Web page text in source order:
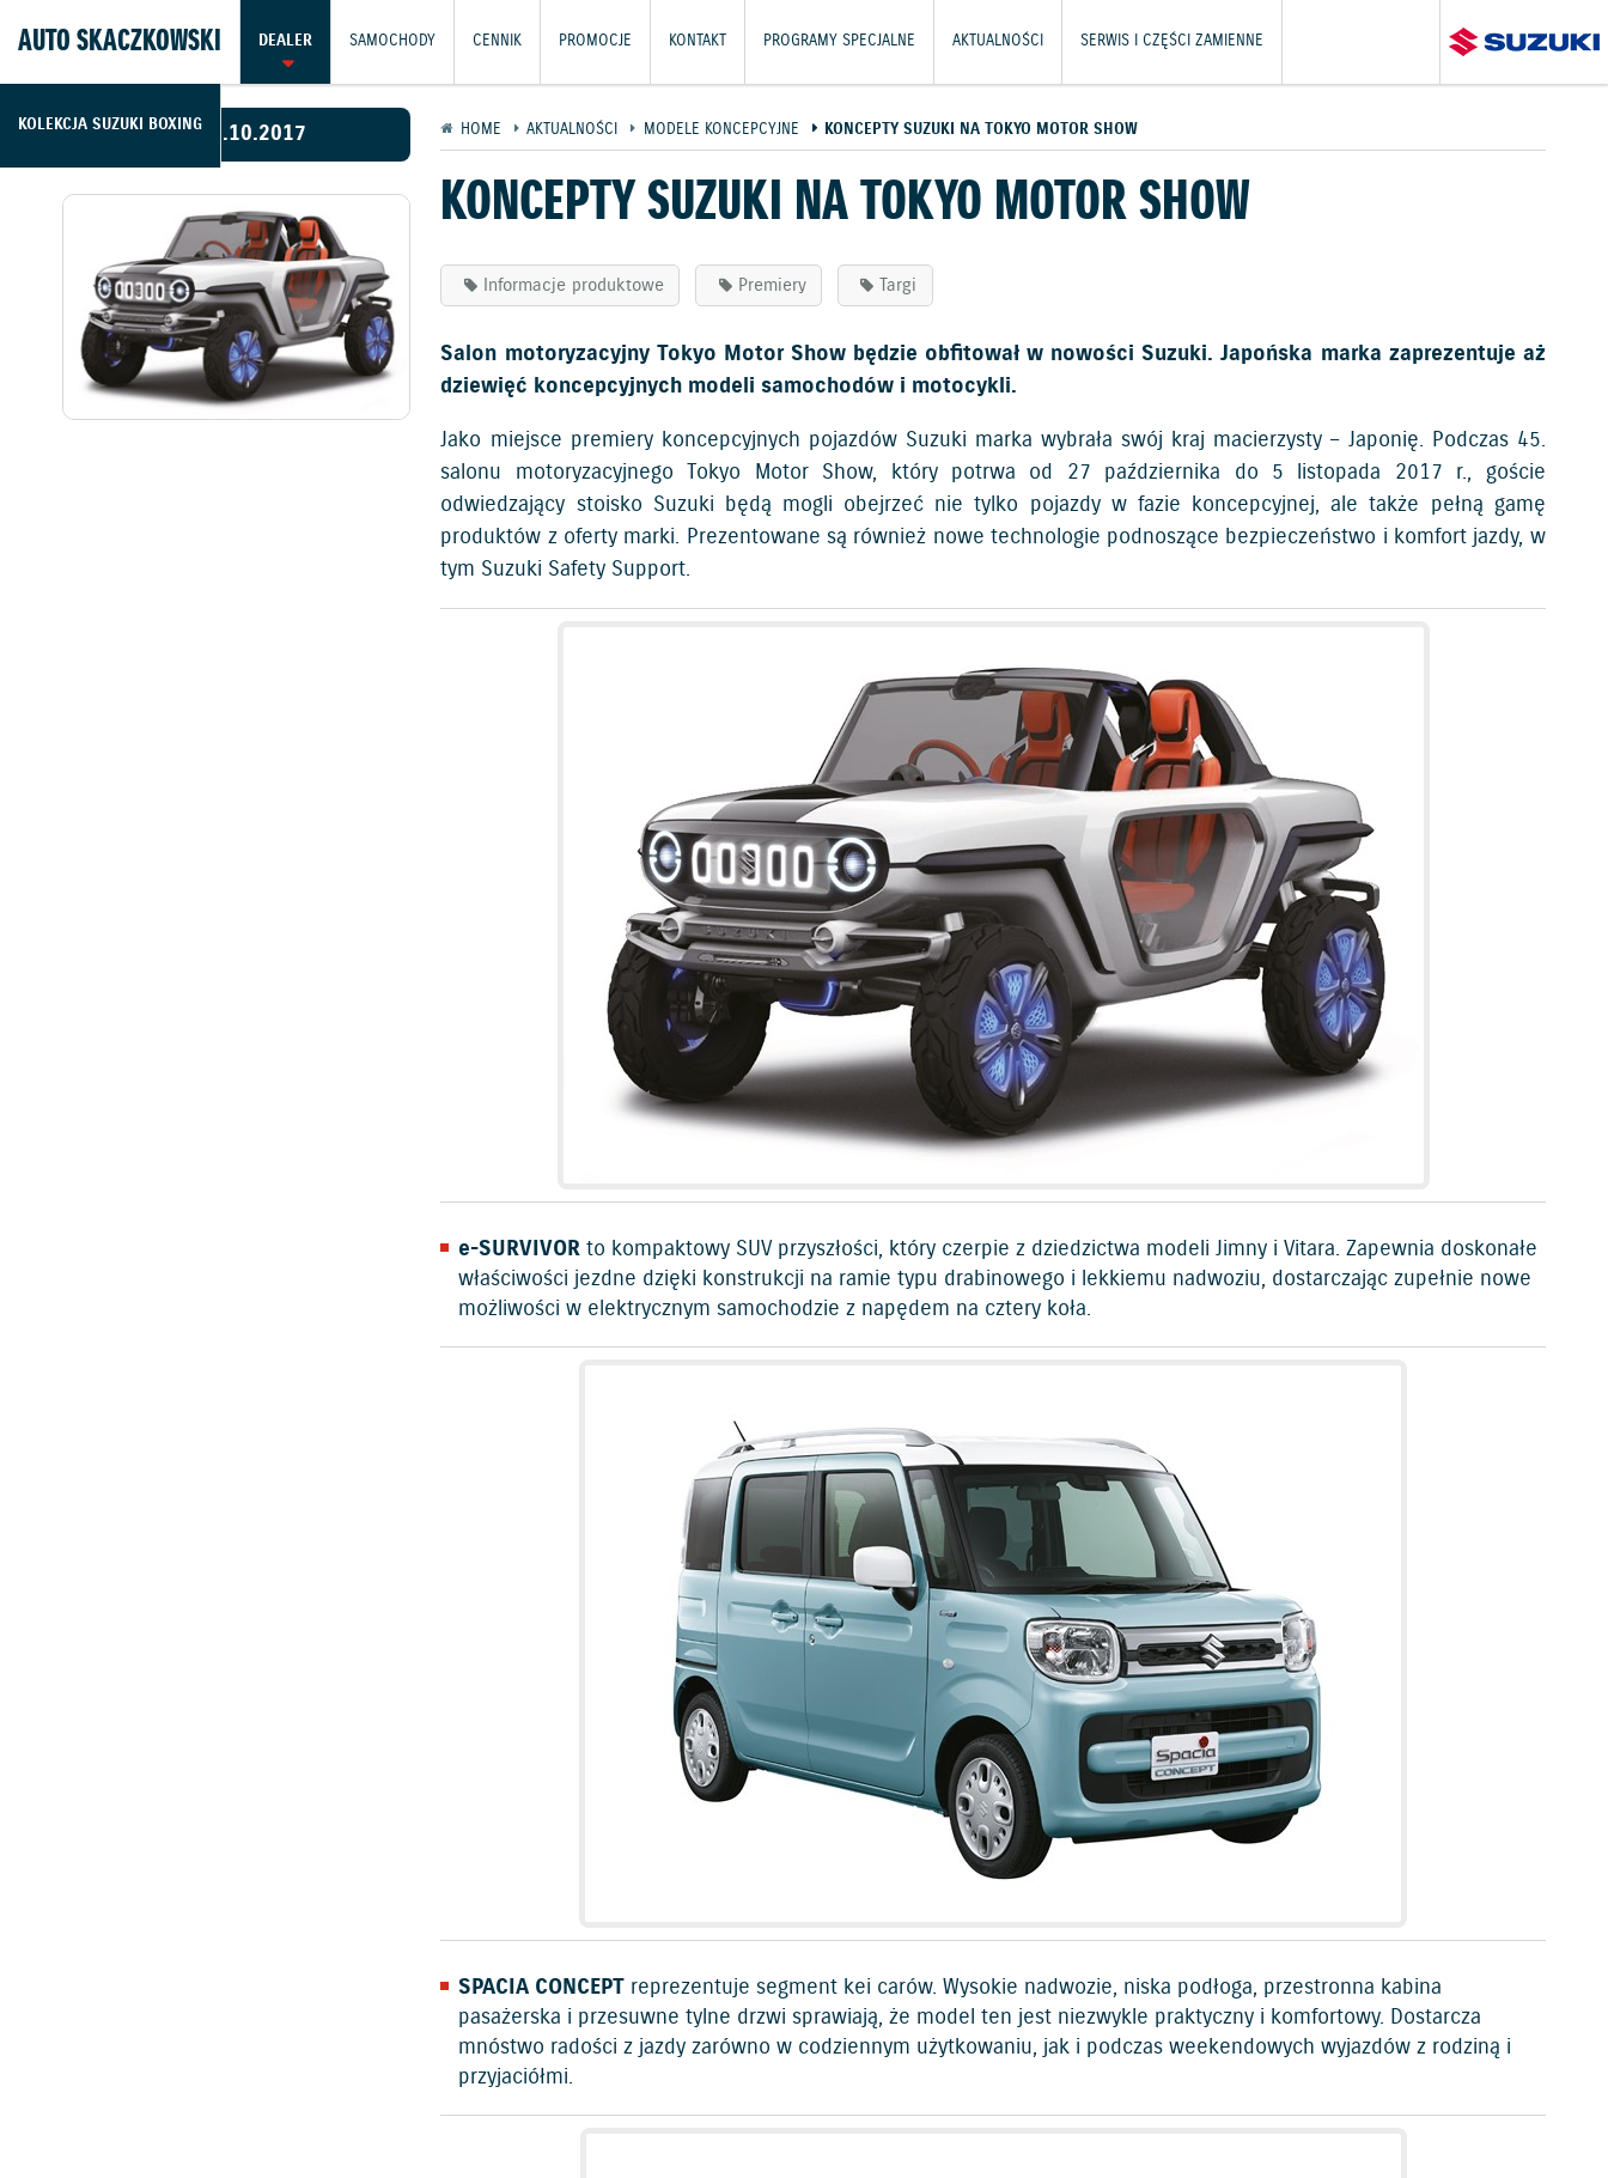
AUTO SKACZKOWSKI DEALER SAMOCHODY CENNIK PROMOCJE KONTAKT PROGRAMY SPECJALNE AKTUALNOŚCI SERWIS I CZĘŚCI ZAMIENNE
KOLEKCJA SUZUKI BOXING03.10.2017 HOME AKTUALNOŚCI MODELE KONCEPCYJNE KONCEPTY SUZUKI NA TOKYO MOTOR SHOW
KONCEPTY SUZUKI NA TOKYO MOTOR SHOW
Informacje produktowe Premiery Targi
Salon motoryzacyjny Tokyo Motor Show będzie obfitował w nowości Suzuki. Japońska marka zaprezentuje aż
dziewięć koncepcyjnych modeli samochodów i motocykli.
Jako miejsce premiery koncepcyjnych pojazdów Suzuki marka wybrała swój kraj macierzysty – Japonię. Podczas 45.
salonu motoryzacyjnego Tokyo Motor Show, który potrwa od 27 października do 5 listopada 2017 r., goście
odwiedzający stoisko Suzuki będą mogli obejrzeć nie tylko pojazdy w fazie koncepcyjnej, ale także pełną gamę
produktów z oferty marki. Prezentowane są również nowe technologie podnoszące bezpieczeństwo i komfort jazdy, w
tym Suzuki Safety Support.
e-SURVIVORto kompaktowy SUV przyszłości, który czerpie z dziedzictwa modeli Jimny i Vitara. Zapewnia doskonałe
właściwości jezdne dzięki konstrukcji na ramie typu drabinowego i lekkiemu nadwoziu, dostarczając zupełnie nowe
możliwości w elektrycznym samochodzie z napędem na cztery koła.
SPACIA CONCEPTreprezentuje segment kei carów. Wysokie nadwozie, niska podłoga, przestronna kabina
pasażerska i przesuwne tylne drzwi sprawiają, że model ten jest niezwykle praktyczny i komfortowy. Dostarcza
mnóstwo radości z jazdy zarówno w codziennym użytkowaniu, jak i podczas weekendowych wyjazdów z rodziną i
przyjaciółmi.